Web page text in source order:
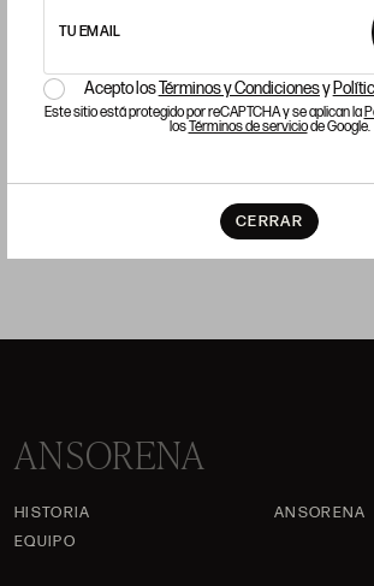
TU EMAIL
Acepto losTérminos y Condicionesy
Este sitio está protegido por reCAPTCHA y se aplican la
losTérminos de serviciode Google.
CERRAR
50 x 32 cm
Precio salida 1.200 €
ANSORENA
HISTORIA
ANSORENA
EQUIPO